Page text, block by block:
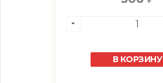
В КОРЗИНУ